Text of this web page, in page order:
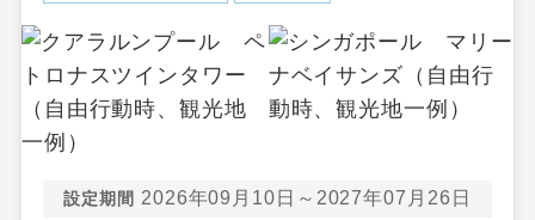
設定期間 2026年09月10日～2027年07月26日